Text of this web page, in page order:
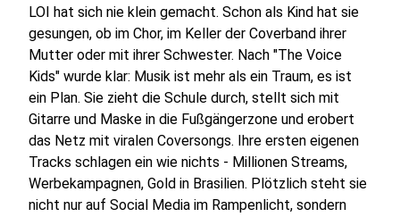
LOI hat sich nie klein gemacht. Schon als Kind hat sie
gesungen, ob im Chor, im Keller der Coverband ihrer
Mutter oder mit ihrer Schwester. Nach "The Voice
Kids" wurde klar: Musik ist mehr als ein Traum, es ist
ein Plan. Sie zieht die Schule durch, stellt sich mit
Gitarre und Maske in die Fußgängerzone und erobert
das Netz mit viralen Coversongs. Ihre ersten eigenen
Tracks schlagen ein wie nichts - Millionen Streams,
Werbekampagnen, Gold in Brasilien. Plötzlich steht sie
nicht nur auf Social Media im Rampenlicht, sondern